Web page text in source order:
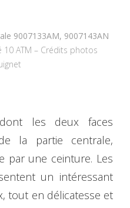
9007133AM, 9007143AN
10 ATM – Crédits photos
les deux faces
la partie centrale,
par une ceinture. Les
un intéressant
tout en délicatesse et